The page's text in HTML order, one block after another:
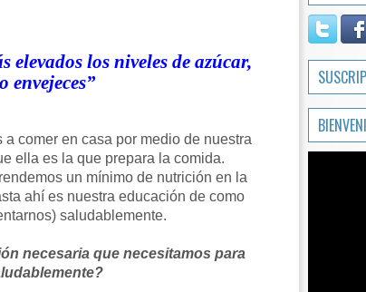
elevados los niveles de azúcar,
envejeces”
a comer en casa por medio de nuestra
ella es la que prepara la comida.
un mínimo de nutrición en la
ahí es nuestra educación de como
saludablemente.
necesaria que necesitamos para